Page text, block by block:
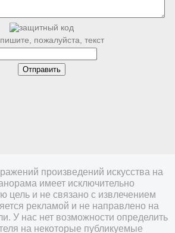
пожалуйста, текст
произведений искусства на
имеет исключительно
цель и не связано с извлечением
рекламой и не направлено на
У нас нет возможности определить
на некоторые публикуемые